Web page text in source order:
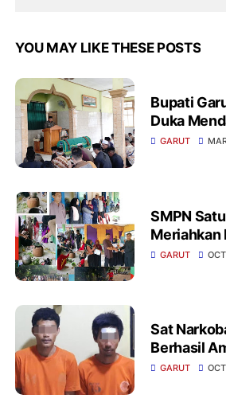
YOU MAY LIKE THESE POSTS
Bupati
Duka
Wafatnya
GARUT
SMPN
Meriahkan
Nasional
GARUT
Sat
Berhasil
Pengedar
GARUT